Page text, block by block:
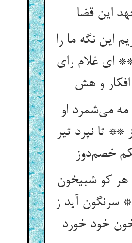
این قضا
این نگه ما را
ای غلام رای
افکار و هش
مه می‌شمرد او
** تا نپرد تیر
خصم‌دوز
هر کو شبیخون
سرنگون آید ز
خود خورد